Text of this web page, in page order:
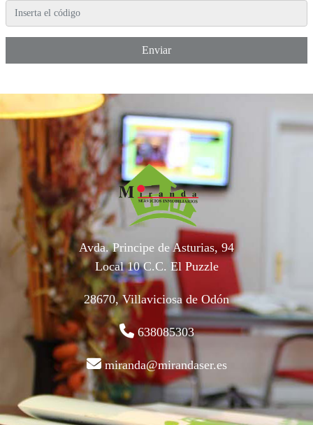
Enviar
Avda. Principe de Asturias, 94
Local 10 C.C. El Puzzle
28670, Villaviciosa de Odón
638085303
miranda@mirandaser.es